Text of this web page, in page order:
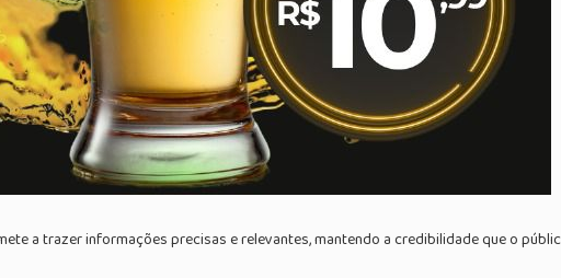
a trazer informações precisas e relevantes, mantendo a credibilidade que o